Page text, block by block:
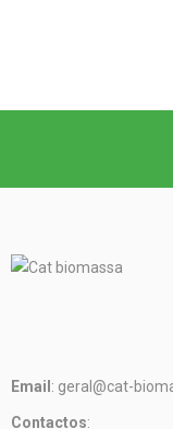
Email : geral@cat-
Contactos: